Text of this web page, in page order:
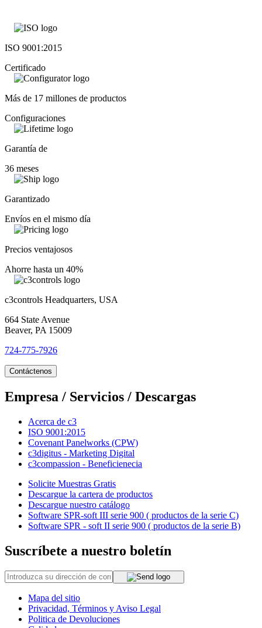
ISO 9001:2015
Certificado
Más de 17 millones de productos
Configuraciones
Garantía de
36 meses
Garantizado
Envíos en el mismo día
Precios ventajosos
Ahorre hasta un 40%
c3controls Headquarters, USA
664 State Avenue
Beaver, PA 15009
724-775-7926
Contáctenos
Empresa / Servicios / Descargas
Acerca de c3
ISO 9001:2015
Covenant Panelworks (CPW)
c3digitus - Marketing Digital
c3compassion - Beneficienecia
Solicite Muestras Gratis
Descargue la cartera de productos
Descargue nuestro catálogo
Software SPR-soft III serie 900 ( productos de la serie C)
Software SPR - soft II serie 900 ( productos de la serie B)
Suscríbete a nuestro boletín
Mapa del sitio
Privacidad, Términos y Aviso Legal
Politica de Devoluciones